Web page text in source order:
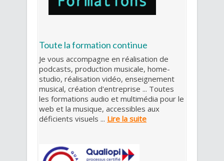
Toute la formation continue
Je vous accompagne en réalisation de
podcasts, production musicale, home-
studio, réalisation vidéo, enseignement
musical, création d'entreprise ... Toutes
les formations audio et multimédia pour le
web et la musique, accessibles aux
déficients visuels ... Lire la suite